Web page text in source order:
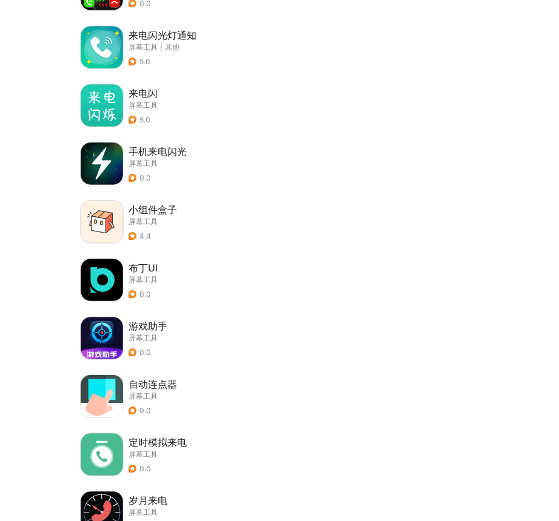
0.0
来电闪光灯通知
屏幕工具
其他
5.0
来电闪
屏幕工具
5.0
手机来电闪光
屏幕工具
0.0
小组件盒子
屏幕工具
4.4
布丁UI
屏幕工具
0.0
游戏助手
屏幕工具
0.0
自动连点器
屏幕工具
0.0
定时模拟来电
屏幕工具
0.0
岁月来电
屏幕工具